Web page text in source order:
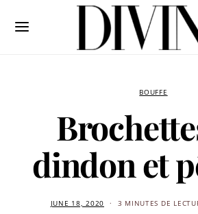
BOUFFE
dindon et
JUNE 18, 2020 3 MINUTES DE